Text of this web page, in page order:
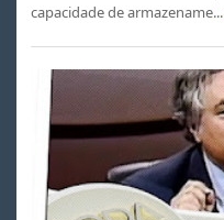
capacidade de armazename...